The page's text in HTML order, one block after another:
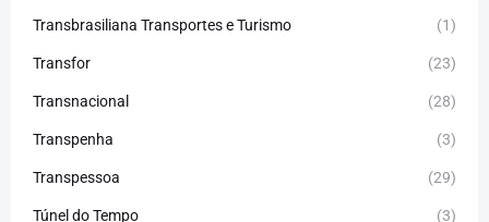
Transbrasiliana Transportes e Turismo (1)
Transfor (23)
Transnacional (28)
Transpenha (3)
Transpessoa (29)
Túnel do Tempo (3)